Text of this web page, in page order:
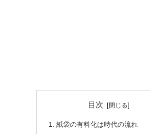
目次
紙袋の有料化は時代の流れ